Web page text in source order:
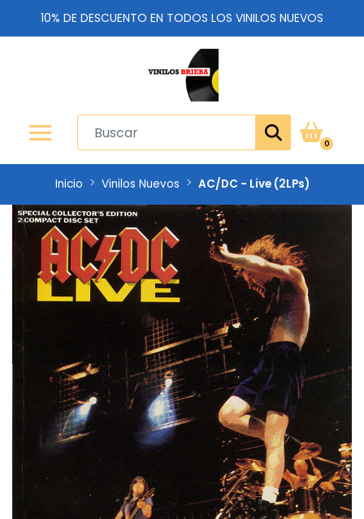
10% DE DESCUENTO EN TODOS LOS VINILOS NUEVOS
0
Inicio Vinilos Nuevos AC/DC - Live (2LPs)